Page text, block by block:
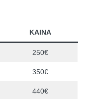
KAINA
250€
350€
440€